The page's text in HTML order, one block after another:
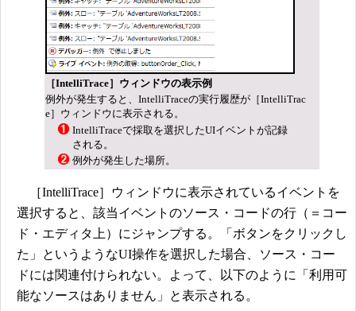
［IntelliTrace］ウィンドウの表示例
例外が発生すると、IntelliTraceの実行履歴が［IntelliTrac
e］ウィンドウに表示される。
IntelliTraceで採取を選択したUIイベントが記録
される。
例外が発生した場所。
［IntelliTrace］ウィンドウに表示されているイベントを
選択すると、該当イベントのソース・コードの行（＝コー
ド・エディタ上）にジャンプする。「ボタンをクリックし
た」というようなUI操作を選択した場合、ソース・コー
ドには関連付けられない。よって、以下のように「利用可
能なソースはありません」と表示される。